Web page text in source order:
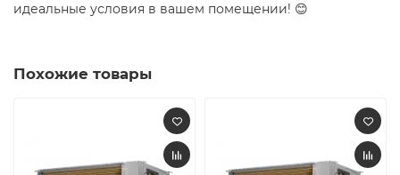
идеальные условия в вашем помещении! 😊
Похожие товары